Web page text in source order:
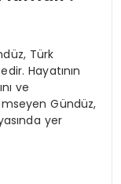
Türk
Hayatının
ve
Gündüz,
yer